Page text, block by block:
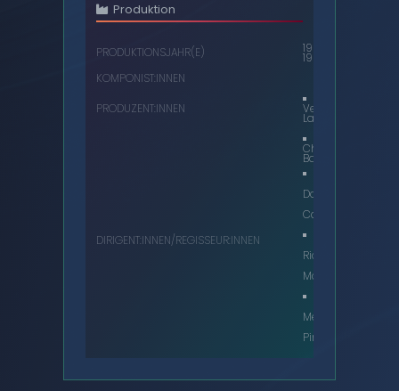
Produktion
PRODUKTIONSJAHR(E) 1964,
1965
KOMPONIST:INNEN
PRODUZENT:INNEN Verity
Lambert
DIRIGENT:INNEN/REGISSEUR:INNEN
Christopher
Barry
Douglas
Camfield
Richard
Martin
Mervyn
Pinfield